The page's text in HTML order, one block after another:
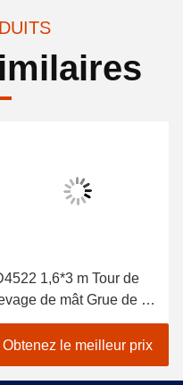
1,6*3 m Tour de
de mât Grue de 6
Capacité de
charge Hauteur du mât
m
Obtenez le meilleur prix